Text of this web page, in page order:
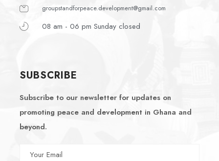
groupstandforpeace.development@gmail.com
08 am - 06 pm Sunday closed
SUBSCRIBE
Subscribe to our newsletter for updates on
promoting peace and development in Ghana and
beyond.